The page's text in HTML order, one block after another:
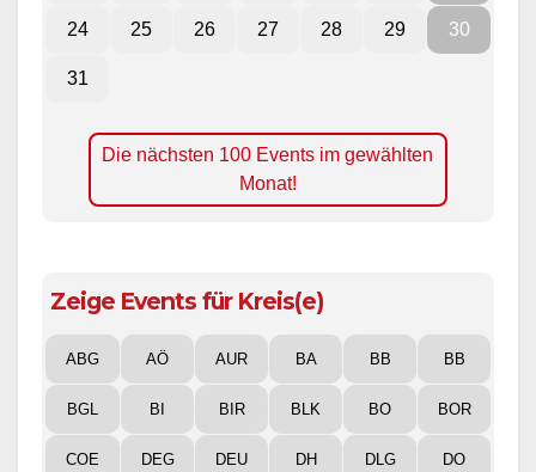
24 25 26 27 28 29 30
31
Die nächsten 100 Events im gewählten
Monat!
Zeige Events für Kreis(e)
ABG AÖ AUR BA BB BB
BGL BI BIR BLK BO BOR
COE DEG DEU DH DLG DO